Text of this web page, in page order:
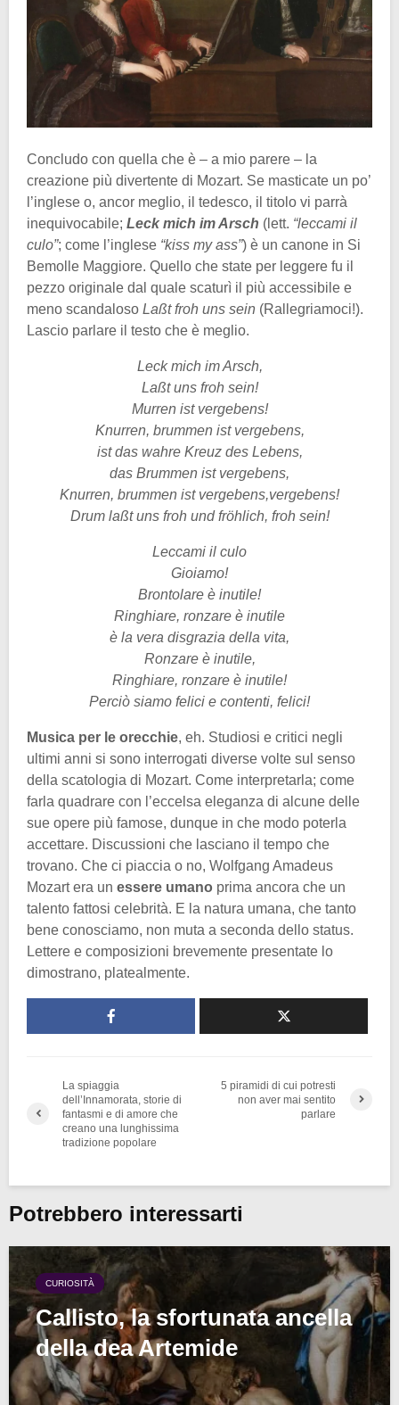
Concludo con quella che è – a mio parere – la
creazione più divertente di Mozart. Se masticate un po’
l’inglese o, ancor meglio, il tedesco, il titolo vi parrà
inequivocabile; Leck mich im Arsch (lett. “leccami il
culo”; come l’inglese “kiss my ass”) è un canone in Si
Bemolle Maggiore. Quello che state per leggere fu il
pezzo originale dal quale scaturì il più accessibile e
meno scandaloso Laßt froh uns sein (Rallegriamoci!).
Lascio parlare il testo che è meglio.
Leck mich im Arsch,
Laßt uns froh sein!
Murren ist vergebens!
Knurren, brummen ist vergebens,
ist das wahre Kreuz des Lebens,
das Brummen ist vergebens,
Knurren, brummen ist vergebens,vergebens!
Drum laßt uns froh und fröhlich, froh sein!
Leccami il culo
Gioiamo!
Brontolare è inutile!
Ringhiare, ronzare è inutile
è la vera disgrazia della vita,
Ronzare è inutile,
Ringhiare, ronzare è inutile!
Perciò siamo felici e contenti, felici!
Musica per le orecchie, eh. Studiosi e critici negli
ultimi anni si sono interrogati diverse volte sul senso
della scatologia di Mozart. Come interpretarla; come
farla quadrare con l’eccelsa eleganza di alcune delle
sue opere più famose, dunque in che modo poterla
accettare. Discussioni che lasciano il tempo che
trovano. Che ci piaccia o no, Wolfgang Amadeus
Mozart era un essere umano prima ancora che un
talento fattosi celebrità. E la natura umana, che tanto
bene conosciamo, non muta a seconda dello status.
Lettere e composizioni brevemente presentate lo
dimostrano, platealmente.
La spiaggia
dell’Innamorata, storie di
fantasmi e di amore che
creano una lunghissima
tradizione popolare
5 piramidi di cui potresti
non aver mai sentito
parlare
Potrebbero interessarti
CURIOSITÀ
Callisto, la sfortunata ancella
della dea Artemide